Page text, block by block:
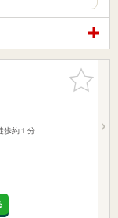
お気に入
りに追加
歩約１分